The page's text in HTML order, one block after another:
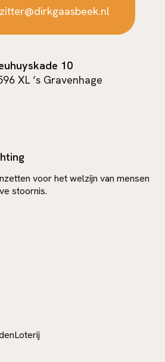
10
XL ‘s Gravenhage
voor het welzijn van mensen
stoornis.